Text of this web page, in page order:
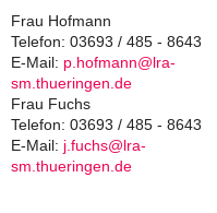
Frau Hofmann
Telefon: 03693 / 485 - 8643
E-Mail: p.hofmann@lra-
sm.thueringen.de
Frau Fuchs
Telefon: 03693 / 485 - 8643
E-Mail: j.fuchs@lra-
sm.thueringen.de